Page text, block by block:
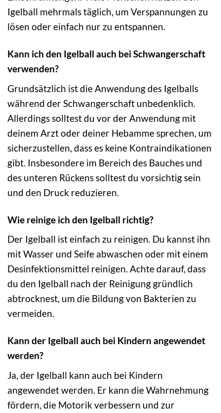
Igelball mehrmals täglich, um Verspannungen zu
lösen oder einfach nur zu entspannen.
Kann ich den Igelball auch bei Schwangerschaft
verwenden?
Grundsätzlich ist die Anwendung des Igelballs
während der Schwangerschaft unbedenklich.
Allerdings solltest du vor der Anwendung mit
deinem Arzt oder deiner Hebamme sprechen, um
sicherzustellen, dass es keine Kontraindikationen
gibt. Insbesondere im Bereich des Bauches und
des unteren Rückens solltest du vorsichtig sein
und den Druck reduzieren.
Wie reinige ich den Igelball richtig?
Der Igelball ist einfach zu reinigen. Du kannst ihn
mit Wasser und Seife abwaschen oder mit einem
Desinfektionsmittel reinigen. Achte darauf, dass
du den Igelball nach der Reinigung gründlich
abtrocknest, um die Bildung von Bakterien zu
vermeiden.
Kann der Igelball auch bei Kindern angewendet
werden?
Ja, der Igelball kann auch bei Kindern
angewendet werden. Er kann die Wahrnehmung
fördern, die Motorik verbessern und zur